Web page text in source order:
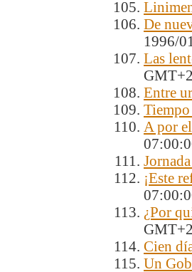
De
1996/
Las
Entre
Tiempo
A por
¡Este
¿Por
Cien
Un